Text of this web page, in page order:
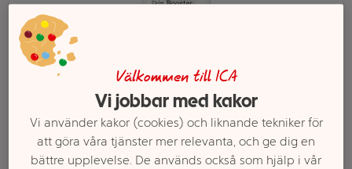
Välkommen till ICA
Vi jobbar med kakor
Vi använder kakor (cookies) och liknande tekniker för
att göra våra tjänster mer relevanta, och ge dig en
bättre upplevelse. De används också som hjälp i vår